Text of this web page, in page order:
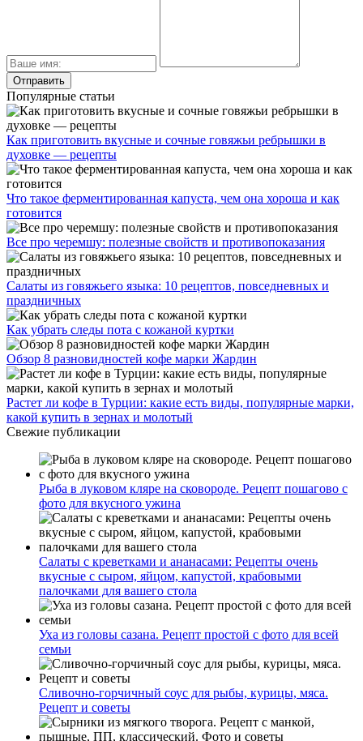
Популярные статьи
Как приготовить вкусные и сочные говяжьи ребрышки в
духовке — рецепты
Что такое ферментированная капуста, чем она хороша и как
готовится
Все про черемшу: полезные свойств и противопоказания
Салаты из говяжьего языка: 10 рецептов, повседневных и
праздничных
Как убрать следы пота с кожаной куртки
Обзор 8 разновидностей кофе марки Жардин
Растет ли кофе в Турции: какие есть виды, популярные марки,
какой купить в зернах и молотый
Свежие публикации
Рыба в луковом кляре на сковороде. Рецепт пошагово с
фото для вкусного ужина
Салаты с креветками и ананасами: Рецепты очень
вкусные с сыром, яйцом, капустой, крабовыми
палочками для вашего стола
Уха из головы сазана. Рецепт простой с фото для всей
семьи
Сливочно-горчичный соус для рыбы, курицы, мяса.
Рецепт и советы